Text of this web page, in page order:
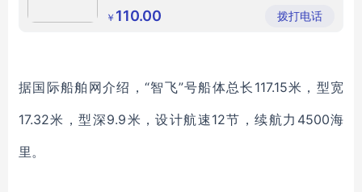
实验模型
立体沙盘
工艺品厂
￥ 110.00 拨打电话
据国际船舶网介绍，“智飞”号船体总长117.15米，型宽
17.32米，型深9.9米，设计航速12节，续航力4500海
里。